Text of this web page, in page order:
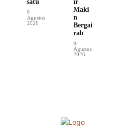
satu
9
Agustus
2026
ir
Maki
n
Bergai
rah
9
Agustus
2026